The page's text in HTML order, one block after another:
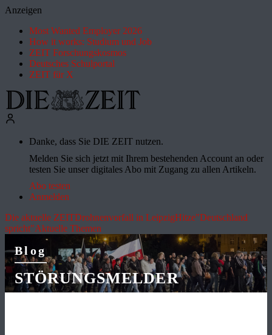
Anzeigen
Most Wanted Employer 2026
How it works: Studium und Job
ZEIT Forschungskosmos
Deutsches Schulportal
ZEIT für X
Danke, dass Sie DIE ZEIT nutzen.
Melden Sie sich jetzt mit Ihrem bestehenden Account an oder
testen Sie unser digitales Abo mit Zugang zu allen Artikeln.
Abo testen
Anmelden
Die aktuelle ZEITDrohnenvorfall in LeipzigHitze"Deutschland
spricht"Aktuelle Themen
Blog
STÖRUNGSMELDER